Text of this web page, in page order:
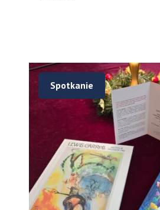
Spotkanie